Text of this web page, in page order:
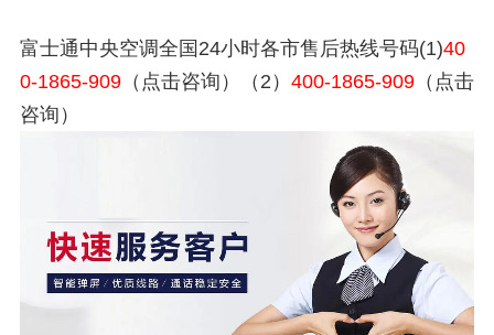
富士通中央空调全国24小时各市售后热线号码(1)40
0-1865-909 （点击咨询）（2） 400-1865-909 （点击
咨询）